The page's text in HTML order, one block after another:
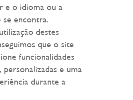
e o idioma ou a
se encontra.
destes
que o site
funcionalidades
personalizadas e uma
durante a